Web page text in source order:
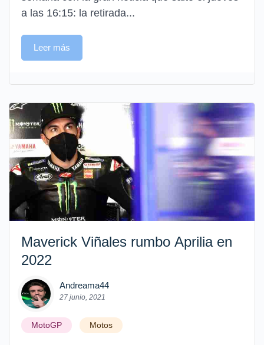
a las 16:15: la retirada...
Leer más
Maverick Viñales rumbo Aprilia en
2022
Andreama44
27 junio, 2021
MotoGP Motos